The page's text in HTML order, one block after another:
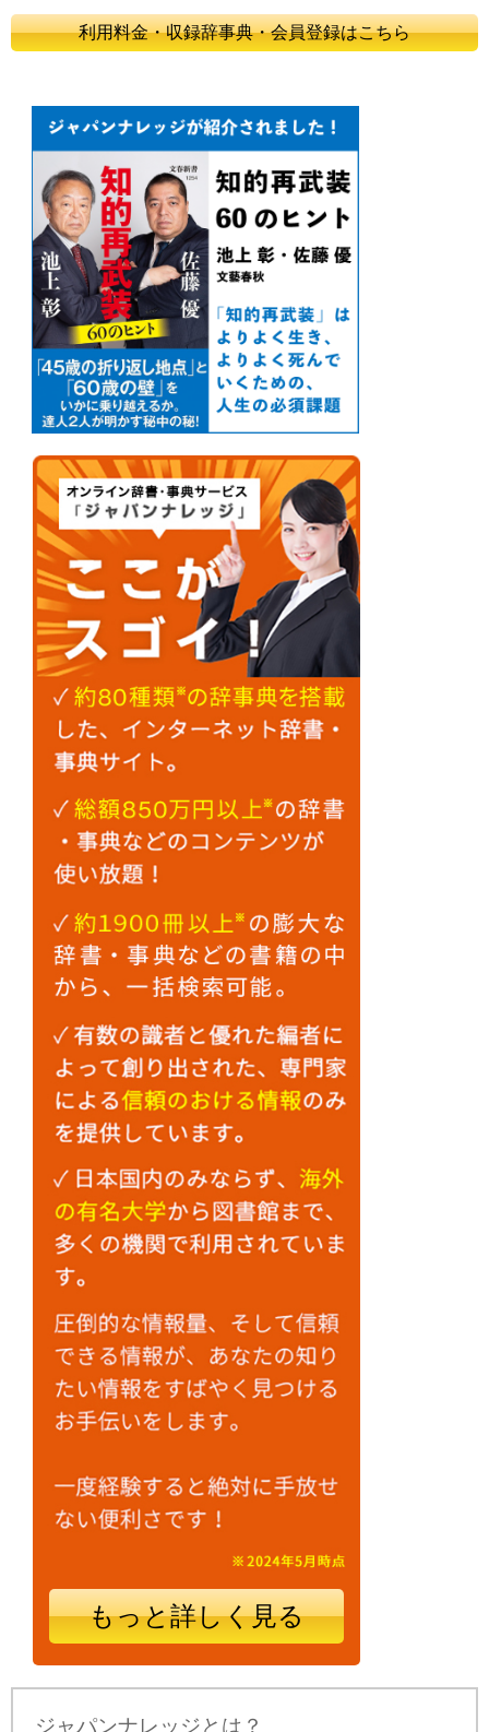
利用料金・収録辞事典・会員登録はこちら
もっと詳しく見る
ジャパンナレッジとは？